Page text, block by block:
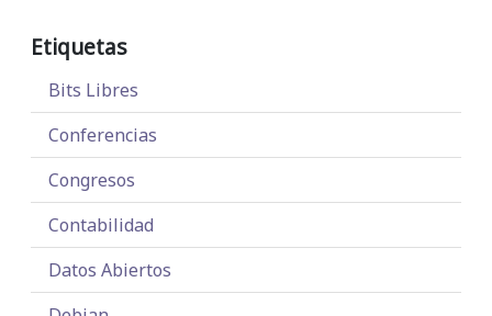
Etiquetas
Bits Libres
Conferencias
Congresos
Contabilidad
Datos Abiertos